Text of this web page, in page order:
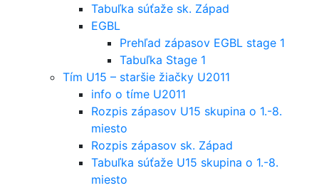
Tabuľka súťaže sk. Západ
EGBL
Prehľad zápasov EGBL stage 1
Tabuľka Stage 1
Tím U15 – staršie žiačky U2011
info o tíme U2011
Rozpis zápasov U15 skupina o 1.-8.
miesto
Rozpis zápasov sk. Západ
Tabuľka súťaže U15 skupina o 1.-8.
miesto